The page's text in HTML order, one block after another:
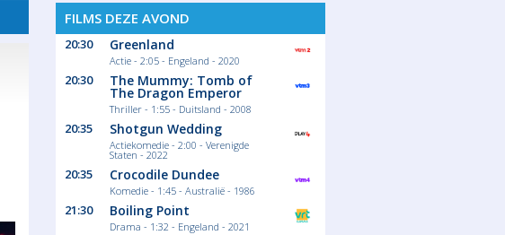
FILMS DEZE AVOND
20:30 Greenland
Actie - 2:05 - Engeland - 2020
20:30 The Mummy: Tomb of
The Dragon Emperor
Thriller - 1:55 - Duitsland - 2008
20:35 Shotgun Wedding
Actiekomedie - 2:00 - Verenigde
Staten - 2022
20:35 Crocodile Dundee
Komedie - 1:45 - Australië - 1986
21:30 Boiling Point
Drama - 1:32 - Engeland - 2021